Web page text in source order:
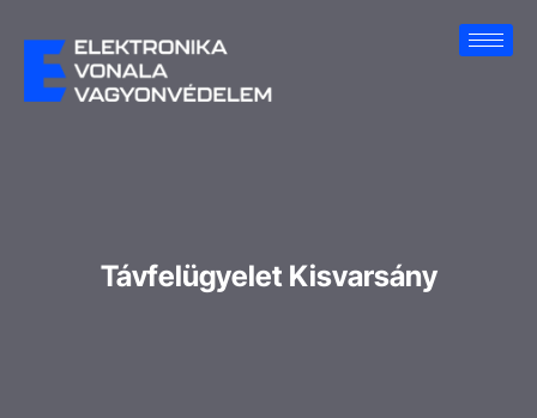
Távfelügyelet Kisvarsány